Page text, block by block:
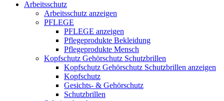
Arbeitsschutz
Arbeitsschutz anzeigen
PFLEGE
PFLEGE anzeigen
Pflegeprodukte Bekleidung
Pflegeprodukte Mensch
Kopfschutz Gehörschutz Schutzbrillen
Kopfschutz Gehörschutz Schutzbrillen anzeigen
Kopfschutz
Gesichts- & Gehörschutz
Schutzbrillen